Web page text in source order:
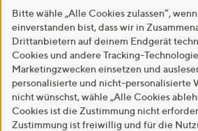
Bitte wähle „Alle Cookies zulassen“,
einverstanden bist, dass wir in
Drittanbietern auf deinem Endgerät
Cookies und andere Tracking-
Marketingzwecken einsetzen und
personalisierte und nicht-personalisierte
nicht wünschst, wähle „Alle Cookies
Cookies ist die Zustimmung nicht
Zustimmung ist freiwillig und für die